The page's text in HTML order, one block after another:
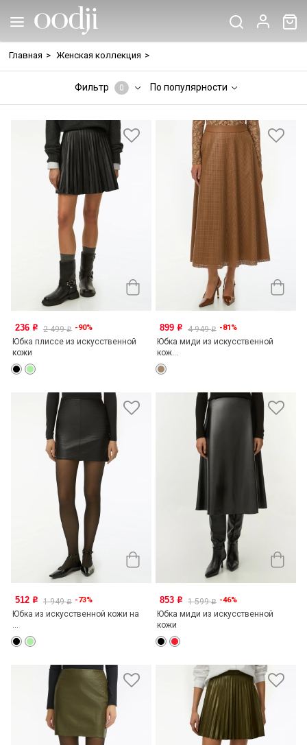
Главная > Женская коллекция >
Фильтр 0 По популярности
236 o 2 499o -90%
Юбка плиссе из искусственной
кожи
899 o 4 949o -81%
Юбка миди из искусственной
кож...
512 o 1 949o -73%
Юбка из искусственной кожи на
853 o 1 599o -46%
Юбка миди из искусственной
кожи